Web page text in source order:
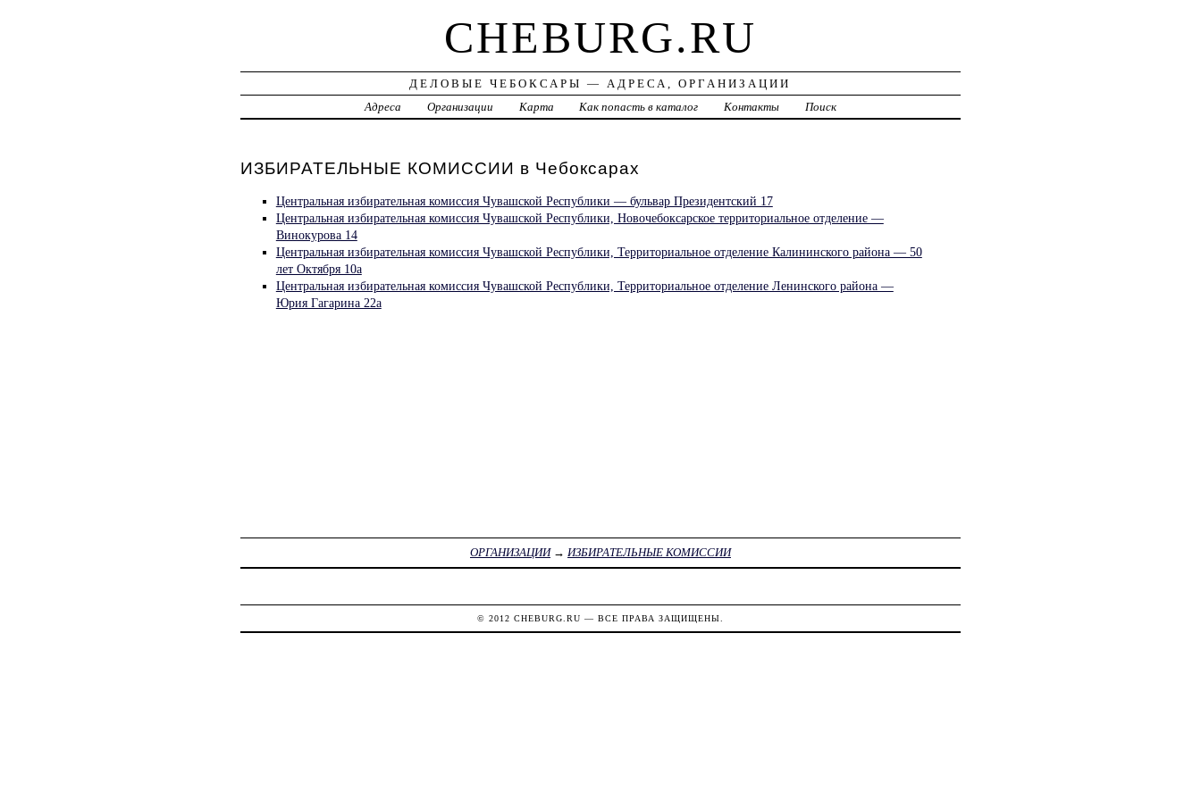
CHEBURG.RU
ДЕЛОВЫЕ ЧЕБОКСАРЫ — АДРЕСА, ОРГАНИЗАЦИИ
Адреса
Организации Карта Как попасть в каталог Контакты Поиск
ИЗБИРАТЕЛЬНЫЕ КОМИССИИ в Чебоксарах
Центральная избирательная комиссия Чувашской Республики — бульвар Президентский 17
Центральная избирательная комиссия Чувашской Республики, Новочебоксарское территориальное отделение —
Винокурова 14
Центральная избирательная комиссия Чувашской Республики, Территориальное отделение Калининского района — 50
лет Октября 10а
Центральная избирательная комиссия Чувашской Республики, Территориальное отделение Ленинского района —
Юрия Гагарина 22а
ОРГАНИЗАЦИИ→ ИЗБИРАТЕЛЬНЫЕ КОМИССИИ
© 2012 CHEBURG.RU — ВСЕ ПРАВА ЗАЩИЩЕНЫ.